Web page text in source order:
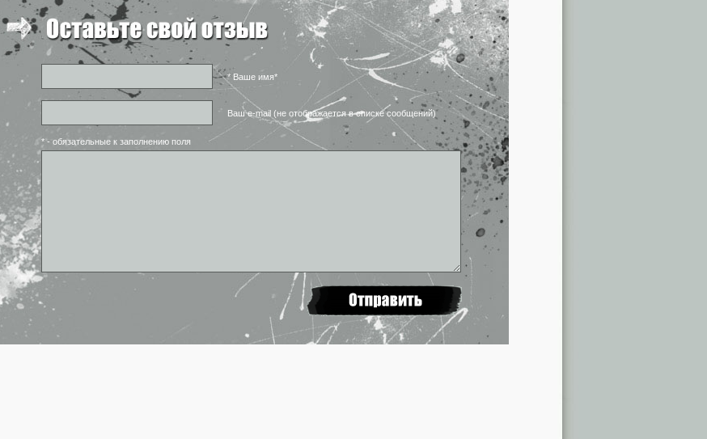
* Ваше имя*
Ваш e-mail (не отображается в списке сообщений)
* - обязательные к заполнению поля